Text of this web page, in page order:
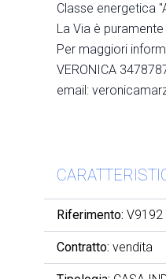
Classe energetica
La Via è
Per maggiori
VERONICA
email:
Riferimento: V9192
Contratto: vendita